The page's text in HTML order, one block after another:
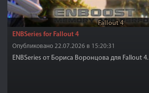
Fallout 4
ENBSeries for Fallout 4
Опубликовано 22.07.2026 в 15:20:31
ENBSeries от Бориса Воронцова для Fallout 4.